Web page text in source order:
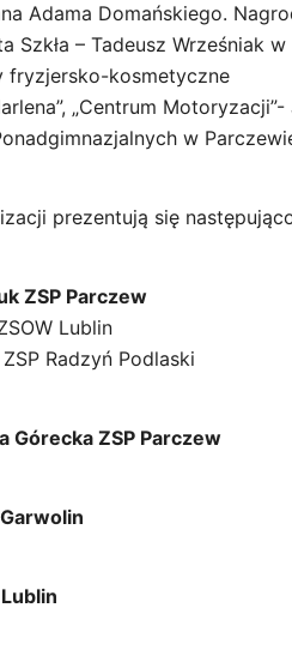
Adama Domańskiego.
– Tadeusz Wrześniak w
fryzjersko-kosmetyczne
„Centrum
w
prezentują się
ZSP Parczew
Lublin
Radzyń Podlaski
Górecka ZSP Parczew